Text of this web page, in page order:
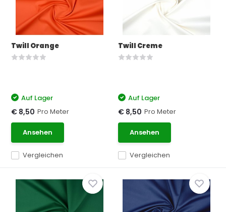
Twill Orange
Vergleichen
Auf Lager
€ 8,50 Pro Meter
Ansehen
Twill Creme
Vergleichen
Auf Lager
€ 8,50 Pro Meter
Ansehen